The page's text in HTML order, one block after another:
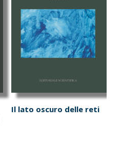
Il lato oscuro delle reti